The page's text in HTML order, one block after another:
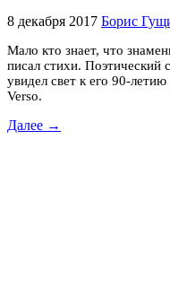
8 декабря 2017 Борис
Мало кто знает, что
писал стихи. Поэтический
увидел свет к его 90-летию
Verso.
Далее →